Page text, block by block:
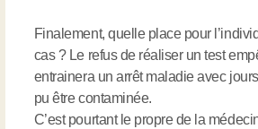
Finalement, quelle place pour
cas ? Le refus de réaliser un test
entrainera un arrêt maladie avec
pu être contaminée.
C’est pourtant le propre de la